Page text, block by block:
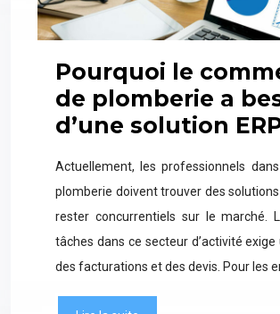
Pourquoi le
de plomberie a
d’une solution
Actuellement, les professionnels
plomberie doivent trouver des
rester concurrentiels sur le marché.
tâches dans ce secteur d’activité exige
des facturations et des devis. Pour les